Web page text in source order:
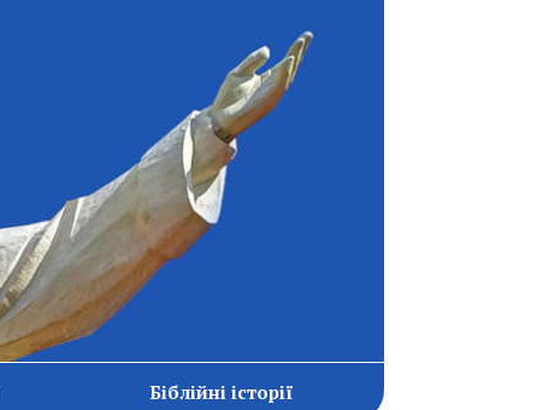
Біблійні історії